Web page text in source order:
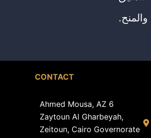
والمنح.
CONTACT
6 Ahmed Mousa, AZ
Zaytoun Al Gharbeyah,
Zeitoun, Cairo Governorate